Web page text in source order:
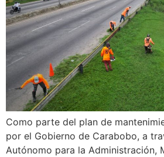
Como parte del plan de
por el Gobierno de Carabobo, a
Autónomo para la Administración,